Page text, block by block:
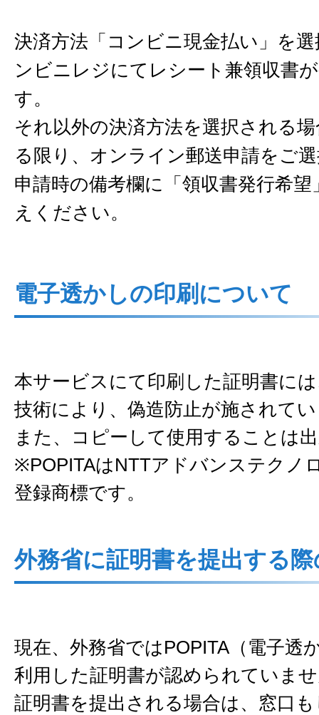
決済方法「コンビニ現金払い」を
ンビニレジにてレシート兼領収書
す。
それ以外の決済方法を選択される
る限り、オンライン郵送申請をご
申請時の備考欄に「領収書発行希
えください。
電子透かしの印刷について
本サービスにて印刷した証明書に
技術により、偽造防止が施されて
また、コピーして使用することは
※POPITAはNTTアドバンステクノ
登録商標です。
外務省に証明書を提出する
現在、外務省ではPOPITA（電子透
利用した証明書が認められていま
証明書を提出される場合は、窓口